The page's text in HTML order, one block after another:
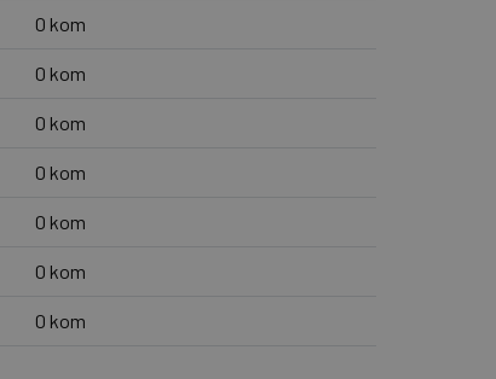
0 kom
0 kom
0 kom
0 kom
0 kom
0 kom
0 kom